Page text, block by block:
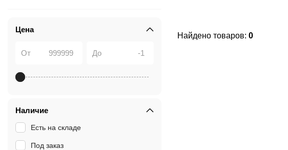
Цена
От До
Наличие
Есть на складе
Под заказ
Найдено товаров: 0